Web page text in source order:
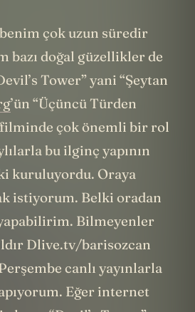
çok uzun süredir
bazı doğal güzellikler de
Tower” yani “Şeytan
’ün “Üçüncü Türden
filminde çok önemli bir rol
bu ilginç yapının
kuruluyordu. Oraya
istiyorum. Belki oradan
Bilmeyenler
Dlive.tv/barisozcan
canlı yayınlarla
Eğer internet